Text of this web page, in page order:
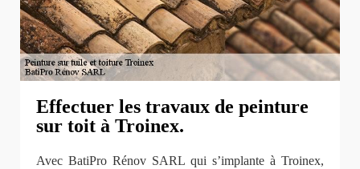
Effectuer les travaux de peinture
sur toit à Troinex.
Avec BatiPro Rénov SARL qui s’implante à Troinex,